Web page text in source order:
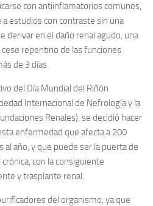
con antiinflamatorios comunes,
estudios con contraste sin una
derivar en el daño renal agudo, una
repentino de las funciones
de 3 días.
del Día Mundial del Riñón
Internacional de Nefrología y la
Renales), se decidió hacer
enfermedad que afecta a 200
año, y que puede ser la puerta de
con la consiguiente
y trasplante renal.
del organismo, ya que